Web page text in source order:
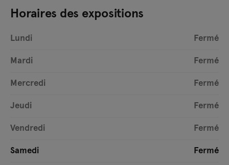
Horaires des expositions
Lundi
Fermé
Mardi
Fermé
Mercredi
Fermé
Jeudi
Fermé
Vendredi
Fermé
Samedi
Fermé